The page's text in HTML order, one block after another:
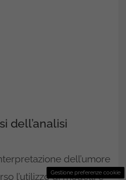
dell’analisi
dell’umore
l’utilizzo di modelli e
Gestione preferenze cookie